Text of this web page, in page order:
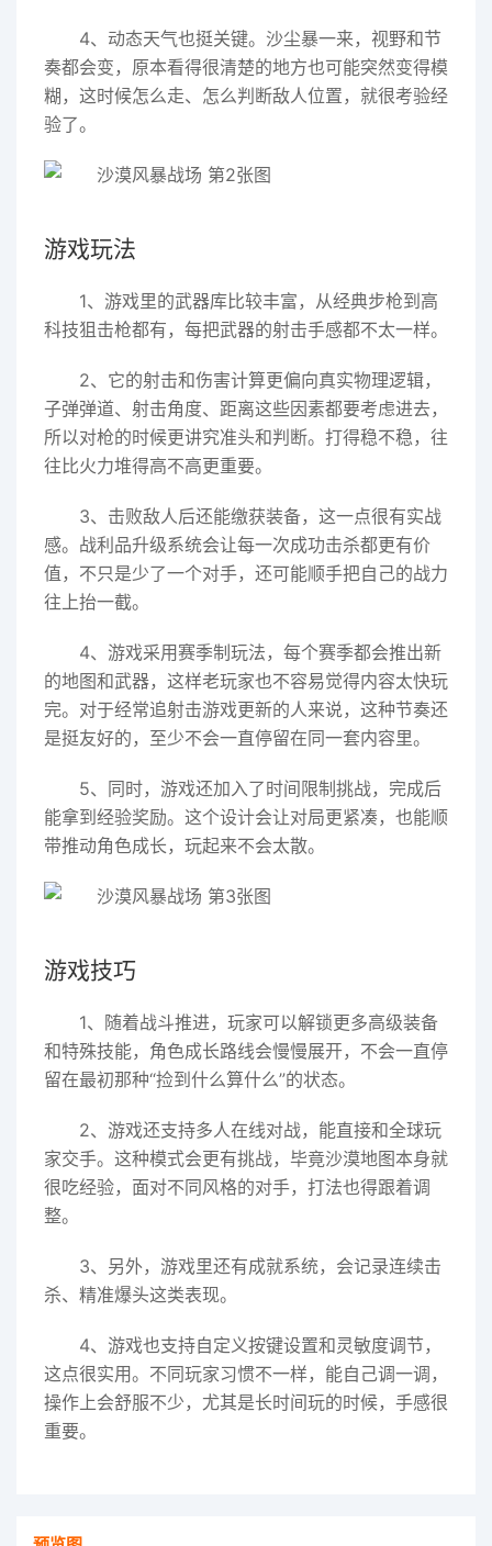
4、动态天气也挺关键。沙尘暴一来，视野和节
奏都会变，原本看得很清楚的地方也可能突然变得模
糊，这时候怎么走、怎么判断敌人位置，就很考验经
验了。
游戏玩法
1、游戏里的武器库比较丰富，从经典步枪到高
科技狙击枪都有，每把武器的射击手感都不太一样。
2、它的射击和伤害计算更偏向真实物理逻辑，
子弹弹道、射击角度、距离这些因素都要考虑进去，
所以对枪的时候更讲究准头和判断。打得稳不稳，往
往比火力堆得高不高更重要。
3、击败敌人后还能缴获装备，这一点很有实战
感。战利品升级系统会让每一次成功击杀都更有价
值，不只是少了一个对手，还可能顺手把自己的战力
往上抬一截。
4、游戏采用赛季制玩法，每个赛季都会推出新
的地图和武器，这样老玩家也不容易觉得内容太快玩
完。对于经常追射击游戏更新的人来说，这种节奏还
是挺友好的，至少不会一直停留在同一套内容里。
5、同时，游戏还加入了时间限制挑战，完成后
能拿到经验奖励。这个设计会让对局更紧凑，也能顺
带推动角色成长，玩起来不会太散。
游戏技巧
1、随着战斗推进，玩家可以解锁更多高级装备
和特殊技能，角色成长路线会慢慢展开，不会一直停
留在最初那种“捡到什么算什么”的状态。
2、游戏还支持多人在线对战，能直接和全球玩
家交手。这种模式会更有挑战，毕竟沙漠地图本身就
很吃经验，面对不同风格的对手，打法也得跟着调
整。
3、另外，游戏里还有成就系统，会记录连续击
杀、精准爆头这类表现。
4、游戏也支持自定义按键设置和灵敏度调节，
这点很实用。不同玩家习惯不一样，能自己调一调，
操作上会舒服不少，尤其是长时间玩的时候，手感很
重要。